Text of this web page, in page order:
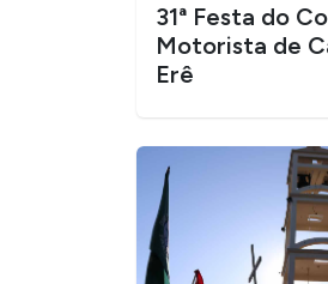
31ª Festa do
Motorista de
Erê